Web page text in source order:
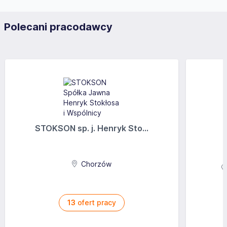
Polecani pracodawcy
STOKSON sp. j. Henryk Sto...
Chorzów
13 ofert pracy